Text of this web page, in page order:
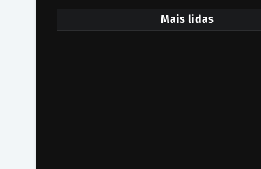
Mais lidas